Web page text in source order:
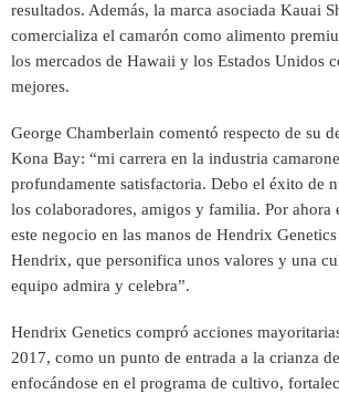
resultados. Además, la marca asociada Kauai
comercializa el camarón como alimento
los mercados de Hawaii y los Estados Unidos
mejores.
George Chamberlain comentó respecto de su
Kona Bay: “mi carrera en la industria
profundamente satisfactoria. Debo el éxito de
los colaboradores, amigos y familia. Por ahora
este negocio en las manos de Hendrix
Hendrix, que personifica unos valores y una
equipo admira y celebra”.
Hendrix Genetics compró acciones
2017, como un punto de entrada a la crianza
enfocándose en el programa de cultivo,